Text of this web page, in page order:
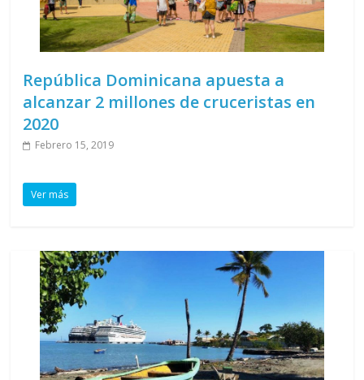
República Dominicana apuesta a
alcanzar 2 millones de cruceristas en
2020
Febrero 15, 2019
Ver más